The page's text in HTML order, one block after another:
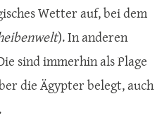
Wetter auf, bei dem
). In anderen
sind immerhin als Plage
die Ägypter belegt, auch